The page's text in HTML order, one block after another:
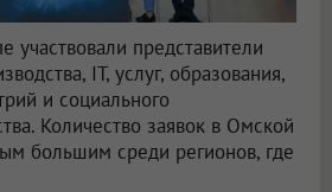
участвовали представители
IT, услуг, образования,
и социального
Количество заявок в Омской
большим среди регионов, где